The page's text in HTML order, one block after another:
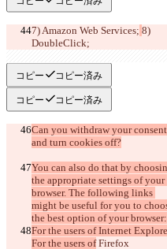
7) Amazon Web Services; 8)
DoubleClick;
9) mgid.
コピー コピー済み
コピー コピー済み
Can you withdraw your consent
and turn cookies off?
You can also do that by
the appropriate settings of your
browser. The following links
might be useful for you to
the best option of your browser:
For the users of Internet
For the users of Firefox